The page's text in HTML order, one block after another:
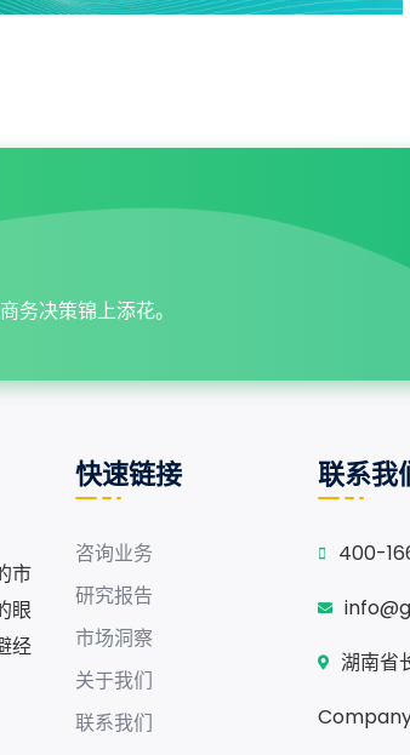
务决策锦上添花。
市
眼
经
快速链接
咨询业务
研究报告
市场洞察
关于我们
联系我们
联系我
400-
湖南省
Company